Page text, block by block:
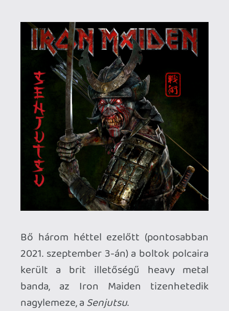
Bő három héttel ezelőtt (pontosabban
2021. szeptember 3-án) a boltok polcaira
került a brit illetőségű heavy metal
banda, az Iron Maiden tizenhetedik
nagylemeze, aSenjutsu.
Eredetileg nem akartam belemenni az
album címének a fejtegetésébe, valamint
abba, hogy maga a szó mennyiben fejez
ki a zenekar lassan öt évtizedes
zeneiparban beöltött jelenlegi szerepét,
mivelhogy tíz kritikából minimum nyolc
ezen pörög, de mégsem hagyhatom
figyelmen kívül a briliáns címválasztást,
és szintén nem tehetem meg, hogy ne
emeljem a kalapomat Steve Harris-ék